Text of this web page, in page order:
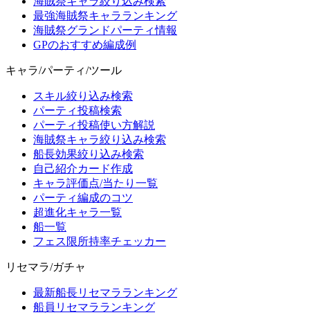
最強海賊祭キャラランキング
海賊祭グランドパーティ情報
GPのおすすめ編成例
キャラ/パーティ/ツール
スキル絞り込み検索
パーティ投稿検索
パーティ投稿使い方解説
海賊祭キャラ絞り込み検索
船長効果絞り込み検索
自己紹介カード作成
キャラ評価点/当たり一覧
パーティ編成のコツ
超進化キャラ一覧
船一覧
フェス限所持率チェッカー
リセマラ/ガチャ
最新船長リセマラランキング
船員リセマラランキング